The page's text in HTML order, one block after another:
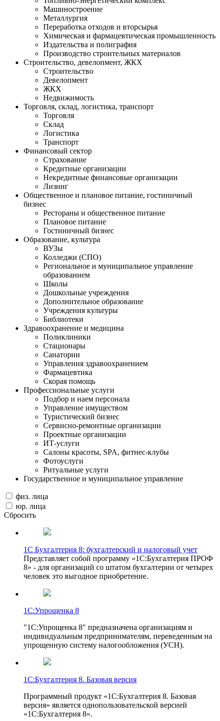
Машиностроение
Металлургия
Переработка отходов и вторсырья
Химическая и фармацевтическая промышленность
Издательства и полиграфия
Производство строительных материалов
Строительство, девелопмент, ЖКХ
Строительство
Девелопмент
ЖКХ
Недвижимость
Торговля, склад, логистика, транспорт
Торговля
Cклад
Логистика
Транспорт
Финансовый сектор
Страхование
Кредитные организации
Некредитные финансовые организации
Лизинг
Общественное и плановое питание, гостиничный
бизнес
Рестораны и общественное питание
Плановое питание
Гостиничный бизнес
Образование, культура
ВУЗы
Колледжи (СПО)
Региональное и муниципальное управление
образованием
Школы
Дошкольные учреждения
Дополнительное образование
Учреждения культуры
Библиотеки
Здравоохранение и медицина
Поликлиники
Стационары
Санатории
Управления здравоохранением
Фармацевтика
Скорая помощь
Профессиональные услуги
Подбор и наем персонала
Управление имуществом
Туристический бизнес
Сервисно-ремонтные организации
Проектные организации
ИТ-услуги
Салоны красоты, SPA, фитнес-клубы
Фотоуслуги
Ритуальные услуги
Государственное и муниципальное управление
физ. лица
юр. лица
Сбросить
1С Бухгалтерия 8: бухгалтерский и налоговый учет
Представляет собой программу «1С:Бухгалтерия ПРОФ
8» - для организаций со штатом бухгалтерии от четырех
человек это выгодное приобретение.
1С:Упрощенка 8
"1С:Упрощенка 8" предназначена организациям и
индивидуальным предпринимателям, переведенным на
упрощенную систему налогообложения (УСН).
1С:Бухгалтерия 8. Базовая версия
Программный продукт «1С:Бухгалтерия 8. Базовая
версия» является однопользовательской версией
«1С:Бухгалтерия 8».